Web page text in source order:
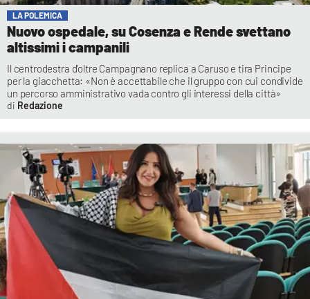
LA POLEMICA
Nuovo ospedale, su Cosenza e Rende svettano
altissimi i campanili
Il centrodestra d’oltre Campagnano replica a Caruso e tira Principe
per la giacchetta: «Non è accettabile che il gruppo con cui condivide
un percorso amministrativo vada contro gli interessi della città»
Redazione